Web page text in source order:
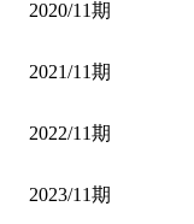
2020/11期
2021/11期
2022/11期
2023/11期